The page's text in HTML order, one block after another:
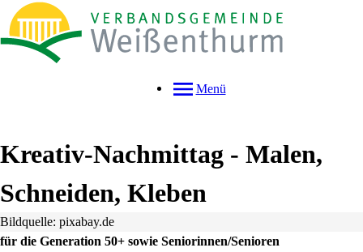
Menü
Kreativ-Nachmittag - Malen,
Schneiden, Kleben
Bildquelle: pixabay.de
für die Generation 50+ sowie Seniorinnen/Senioren